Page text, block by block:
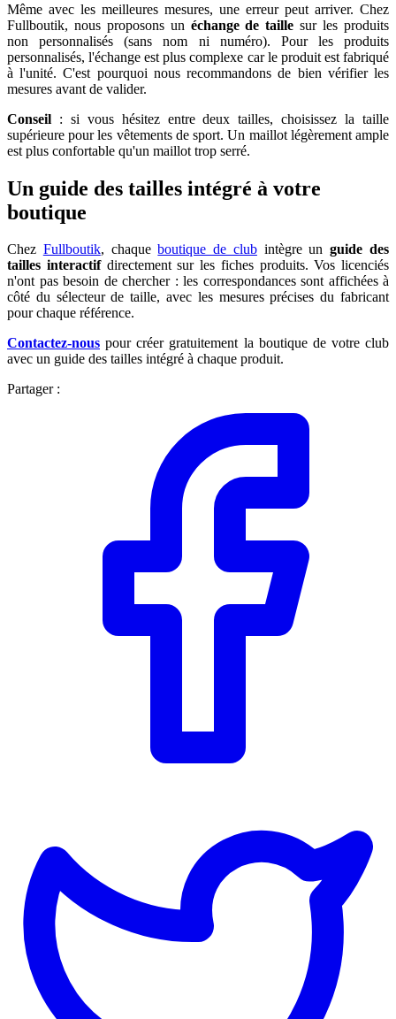
Même avec les meilleures mesures, une erreur peut arriver. Chez
Fullboutik, nous proposons un échange de taille sur les produits
non personnalisés (sans nom ni numéro). Pour les produits
personnalisés, l'échange est plus complexe car le produit est fabriqué
à l'unité. C'est pourquoi nous recommandons de bien vérifier les
mesures avant de valider.
Conseil : si vous hésitez entre deux tailles, choisissez la taille
supérieure pour les vêtements de sport. Un maillot légèrement ample
est plus confortable qu'un maillot trop serré.
Un guide des tailles intégré à votre
boutique
Chez Fullboutik, chaqueboutique de clubintègre unguide des
tailles interactifdirectement sur les fiches produits. Vos licenciés
n'ont pas besoin de chercher : les correspondances sont affichées à
côté du sélecteur de taille, avec les mesures précises du fabricant
pour chaque référence.
Contactez-nous pour créer gratuitement la boutique de votre club
avec un guide des tailles intégré à chaque produit.
Partager :